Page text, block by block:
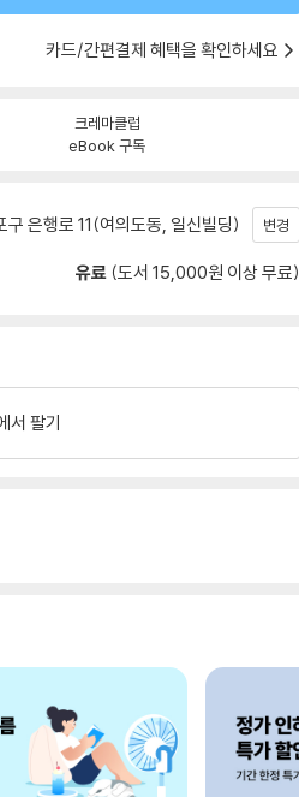
카드/간편결제 혜택을 확인하세요
크레마클럽
eBook 구독
구 은행로 11(여의도동, 일신빌딩) 변경
유료 (도서 15,000원 이상 무료)
서 팔기